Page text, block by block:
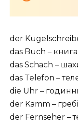
der
das Buch – книга
das Schach –
das Telefon –
die Uhr –
der Kamm –
der Fernseher –